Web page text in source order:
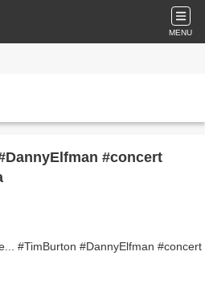
MENU
#concert